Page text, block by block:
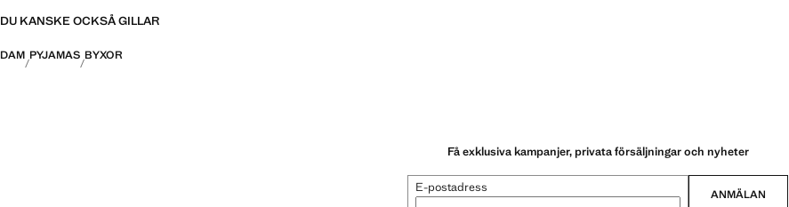
DU KANSKE OCKSÅ GILLAR
DAM PYJAMAS BYXOR
Få exklusiva kampanjer, privata försäljningar och nyheter
E-postadress ANMÄLAN